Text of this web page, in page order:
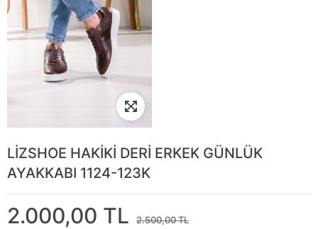
LİZSHOE HAKİKİ DERİ ERKEK GÜNLÜK
AYAKKABI 1124-123K
2.000,00 TL 2.500,00 TL